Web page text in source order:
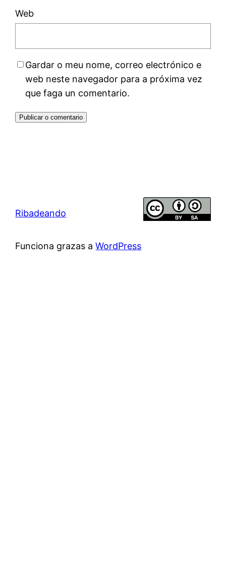
Web
Gardar o meu nome, correo electrónico e
web neste navegador para a próxima vez
que faga un comentario.
Ribadeando
Funciona grazas aWordPress